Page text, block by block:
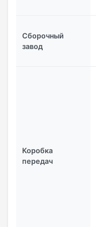
Сборочный
завод
Коробка
передач